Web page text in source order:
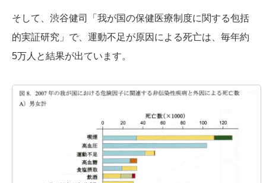
そして、渋谷健司「我が国の保健医療制度に関する包括
的実証研究」で、運動不足が原因による死亡は、毎年約
5万人と結果が出ています。